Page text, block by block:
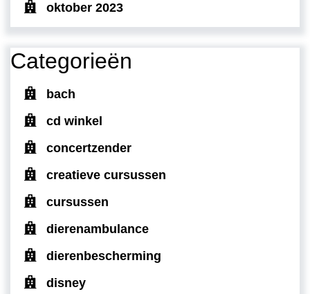
oktober 2023
Categorieën
bach
cd winkel
concertzender
creatieve cursussen
cursussen
dierenambulance
dierenbescherming
disney